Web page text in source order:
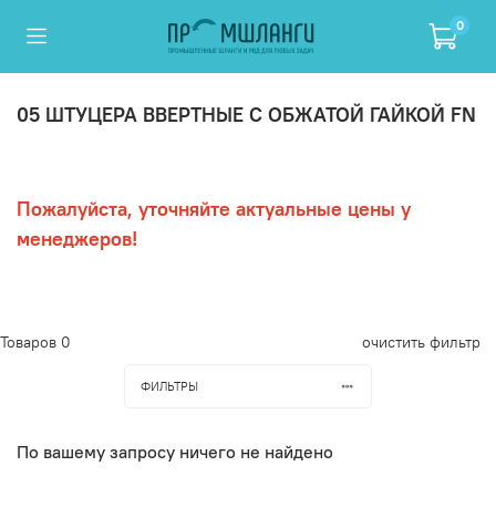
0
05 ШТУЦЕРА ВВЕРТНЫЕ С ОБЖАТОЙ ГАЙКОЙ FN
Пожалуйста, уточняйте актуальные цены у
менеджеров!
Товаров 0 очистить фильтр
ФИЛЬТРЫ
По вашему запросу ничего не найдено